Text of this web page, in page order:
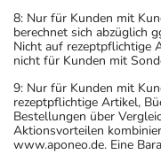
8: Nur für Kunden mit
berechnet sich abzüglich
Nicht auf rezeptpflichtige
nicht für Kunden mit
9: Nur für Kunden mit
rezeptpflichtige Artikel,
Bestellungen über
Aktionsvorteilen
www.aponeo.de. Eine